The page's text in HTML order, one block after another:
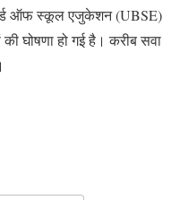
ऑफ स्कूल एजुकेशन (UBSE)
घोषणा हो गई है। करीब सवा